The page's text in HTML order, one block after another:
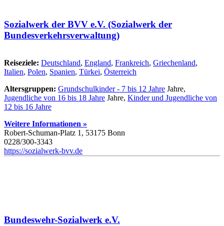
Sozialwerk der BVV e.V. (Sozialwerk der
Bundesverkehrsverwaltung)
Reiseziele: Deutschland, England, Frankreich, Griechenland,
Italien, Polen, Spanien, Türkei, Österreich
Altersgruppen: Grundschulkinder - 7 bis 12 Jahre Jahre,
Jugendliche von 16 bis 18 Jahre Jahre, Kinder und Jugendliche von
12 bis 16 Jahre
Weitere Informationen »
Robert-Schuman-Platz 1, 53175 Bonn
0228/300-3343
https://sozialwerk-bvv.de
Bundeswehr-Sozialwerk e.V.